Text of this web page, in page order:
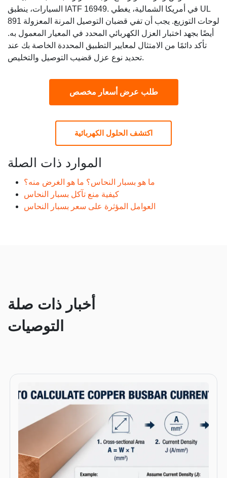
السيارات، ينطبق IATF 16949. في أمريكا الشمالية، يغطي UL
891 لوحات التوزيع. يجب أن تفي قضبان التوصيل المرنة المعزولة
أيضًا بجهد اختبار العزل الكهربائي المحدد في المعيار المعمول به.
تأكد دائمًا من الامتثال لمعايير التطبيق المحددة الخاصة بك عند
تحديد نوع عزل قضيب التوصيل والتخليص.
طلب عرض أسعار مخصص
اكتشف الحلول الكهربائية
الموارد ذات الصلة
ما هو بسبار النحاس؟ ما هو الغرض منه؟
كيفية منع تآكل بسبار النحاس
العوامل المؤثرة على سعر بسبار النحاس
أخبار ذات صلة
التوصيات